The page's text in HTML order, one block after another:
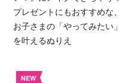
プレゼントにもおすすめな、
お子さまの「やってみたい」
を叶えるぬりえ
NEW